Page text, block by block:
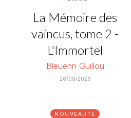
La Mémoire des
vaincus, tome 2 -
L'Immortel
Bleuenn Guillou
26/08/2026
NOUVEAUTÉ